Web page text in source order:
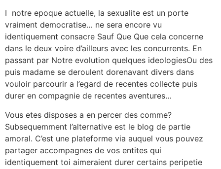
I notre epoque actuelle, la sexualite est un porte
vraiment democratise… ne sera encore vu
identiquement consacre Sauf Que Que cela concerne
dans le deux voire d’ailleurs avec les concurrents. En
passant par Notre evolution quelques ideologiesOu des
puis madame se deroulent dorenavant divers dans
vouloir parcourir a l’egard de recentes collecte puis
durer en compagnie de recentes aventures…
Vous etes disposes a en percer des comme?
Subsequemment l’alternative est le blog de partie
amoral. C’est une plateforme via auquel vous pouvez
partager accompagnes de vos entites qui
identiquement toi aimeraient durer certains peripetie